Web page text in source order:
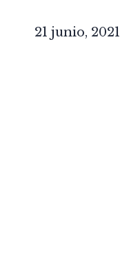
21 junio, 2021